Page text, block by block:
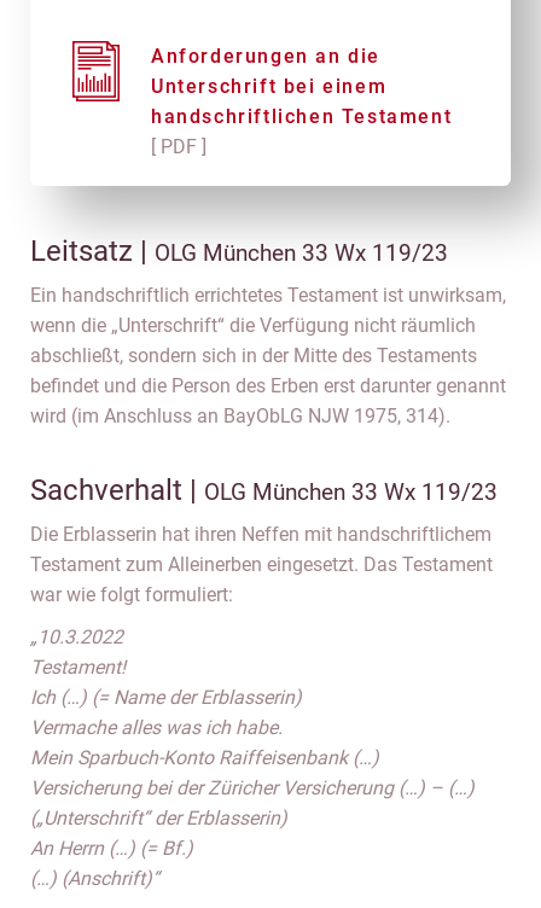
Anforderungen an die
Unterschrift bei einem
handschriftlichen Testament
[ PDF ]
Leitsatz | OLG München 33 Wx 119/23
Ein handschriftlich errichtetes Testament ist unwirksam,
wenn die „Unterschrift“ die Verfügung nicht räumlich
abschließt, sondern sich in der Mitte des Testaments
befindet und die Person des Erben erst darunter genannt
wird (im Anschluss an BayObLG NJW 1975, 314).
Sachverhalt | OLG München 33 Wx 119/23
Die Erblasserin hat ihren Neffen mit handschriftlichem
Testament zum Alleinerben eingesetzt. Das Testament
war wie folgt formuliert:
„10.3.2022
Testament!
Ich (…) (= Name der Erblasserin)
Vermache alles was ich habe.
Mein Sparbuch-Konto Raiffeisenbank (…)
Versicherung bei der Züricher Versicherung (…) – (…)
(„Unterschrift“ der Erblasserin)
An Herrn (…) (= Bf.)
(…) (Anschrift)“